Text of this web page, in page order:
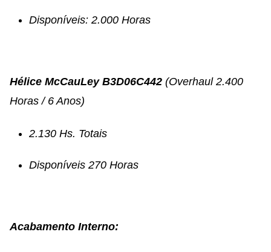
Disponíveis: 2.000 Horas
Hélice McCauLey B3D06C442 (Overhaul 2.400
Horas / 6 Anos)
2.130 Hs. Totais
Disponíveis 270 Horas
Acabamento Interno: